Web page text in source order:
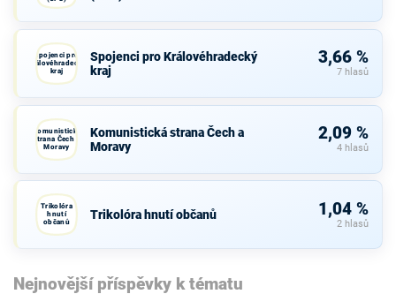
Spojenci pro
Královéhradecký
kraj
Spojenci pro Královéhradecký
kraj
3,66 %
7 hlasů
Komunistická
strana Čech a
Moravy
Komunistická strana Čech a
Moravy
2,09 %
4 hlasů
Trikolóra
hnutí
občanů
Trikolóra hnutí občanů 1,04 %
2 hlasů
Nejnovější příspěvky k tématu